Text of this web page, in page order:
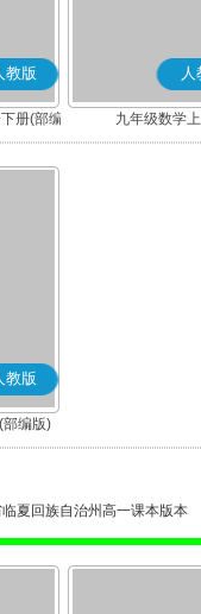
教版
册(部编
人
九年级数学
教版
部编版)
夏回族自治州高一课本版本